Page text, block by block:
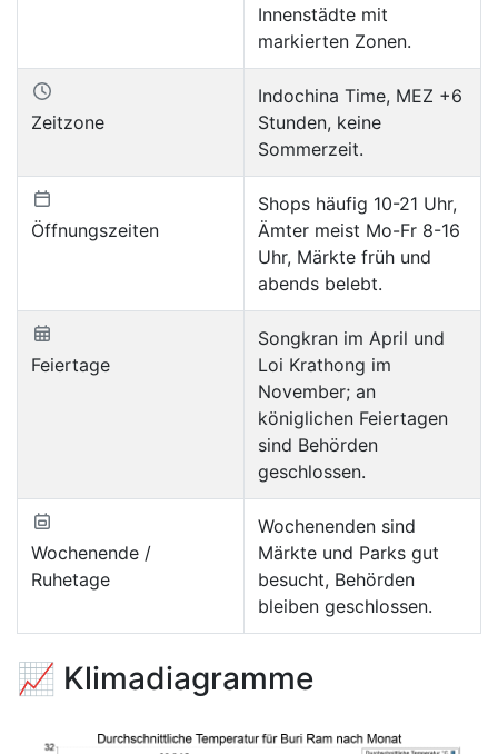
Innenstädte mit
markierten Zonen.
Zeitzone
Indochina Time, MEZ +6
Stunden, keine
Sommerzeit.
Öffnungszeiten
Shops häufig 10-21 Uhr,
Ämter meist Mo-Fr 8-16
Uhr, Märkte früh und
abends belebt.
Feiertage
Songkran im April und
Loi Krathong im
November; an
königlichen Feiertagen
sind Behörden
geschlossen.
Wochenende /
Ruhetage
Wochenenden sind
Märkte und Parks gut
besucht, Behörden
bleiben geschlossen.
📈 Klimadiagramme